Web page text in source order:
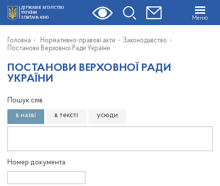
Меню
Головна Нормативно-правові акти
Законодавство
Постанови Верховної Ради України
ПОСТАНОВИ ВЕРХОВНОЇ РАДИ
УКРАЇНИ
Пошук слів
в назві
в тексті усюди
Номер документа